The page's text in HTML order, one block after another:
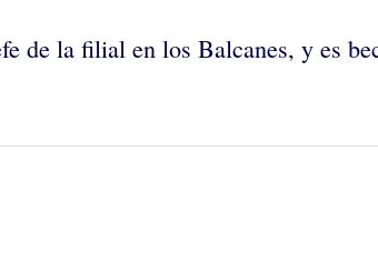
de la filial en los Balcanes, y es